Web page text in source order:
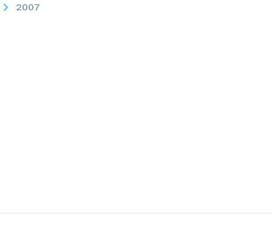
2007